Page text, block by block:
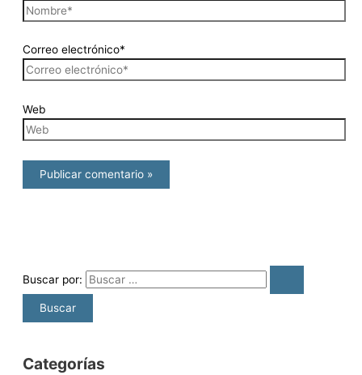
Correo electrónico*
Web
Buscar por:
Categorías